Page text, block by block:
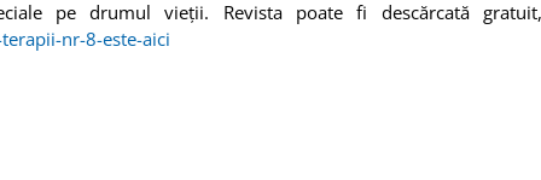
pe drumul vieții. Revista poate fi descărcată
nr-8-este-aici